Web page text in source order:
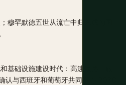
穆罕默德五世从流亡中归来成为国
基础设施建设时代：高速铁路、旅
认与西班牙和葡萄牙共同举办 2030